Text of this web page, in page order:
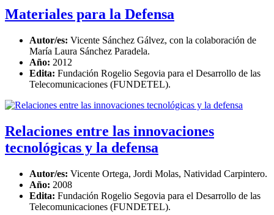
Materiales para la Defensa
Autor/es: Vicente Sánchez Gálvez, con la colaboración de
María Laura Sánchez Paradela.
Año: 2012
Edita: Fundación Rogelio Segovia para el Desarrollo de las
Telecomunicaciones (FUNDETEL).
Relaciones entre las innovaciones
tecnológicas y la defensa
Autor/es: Vicente Ortega, Jordi Molas, Natividad Carpintero.
Año: 2008
Edita: Fundación Rogelio Segovia para el Desarrollo de las
Telecomunicaciones (FUNDETEL).